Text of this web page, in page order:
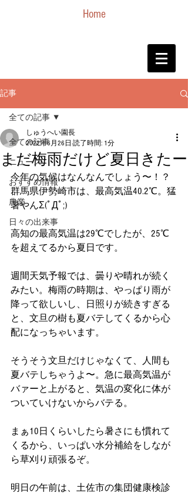
Home
記事
全ての記事
ニュース
おすすめ情報
農業
日々の出来事
全ての記事
まだ梅雨だけど夏日きたー
しゅうへい園長
2022年6月26日 読了時間: 1分
今年の気候はなんなんでしょう〜！？
群馬県伊勢崎市は、最高気温40.2℃。猛
暑やんΣ(ﾟДﾟ;)
高知の最高気温は29℃でしたが、25℃
を超えてるから夏日です。
週間天気予報では、曇りや晴れが続く
みたい。梅雨の時期は、やっぱり雨が
降って欲しいし、日照りが続きすぎる
と、文旦の樹も夏バテしてくるから心
配になっちゃいます。
そうそう文旦だけじゃなくて、人間も
夏バテしちゃうよ〜。急に最高気温が
バァーと上がると、気温の変化に体が
ついていけないからバテる。
まぁ10日くらいしたら暑さにも慣れて
くるから、いっぱい水分補給をしなが
ら草刈り頑張るぞ。
明日の午前は、土佐市の集団健康検診